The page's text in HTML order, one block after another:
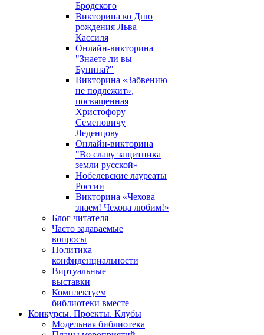
Бродского
Викторина ко Дню
рождения Льва
Кассиля
Онлайн-викторина
"Знаете ли вы
Бунина?"
Викторина «Забвению
не подлежит»,
посвященная
Христофору
Семеновичу
Леденцову
Онлайн-викторина
"Во славу защитника
земли русской»
Нобелевские лауреаты
России
Викторина «Чехова
знаем! Чехова любим!»
Блог читателя
Часто задаваемые
вопросы
Политика
конфиденциальности
Виртуальные
выставки
Комплектуем
библиотеки вместе
Конкурсы. Проекты. Клубы
Модельная библиотека